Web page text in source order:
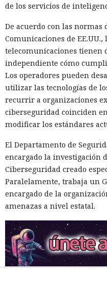
de los servicios de
De acuerdo con las normas
Comunicaciones de EE.UU.,
telecomunicaciones tienen
independiente cómo
Los operadores pueden
utilizar las tecnologías de
recurrir a organizaciones
ciberseguridad coinciden
modificar los estándares
El Departamento de
encargado la investigación
Ciberseguridad creado
Paralelamente, trabaja un
encargado de la
amenazas a nivel estatal.